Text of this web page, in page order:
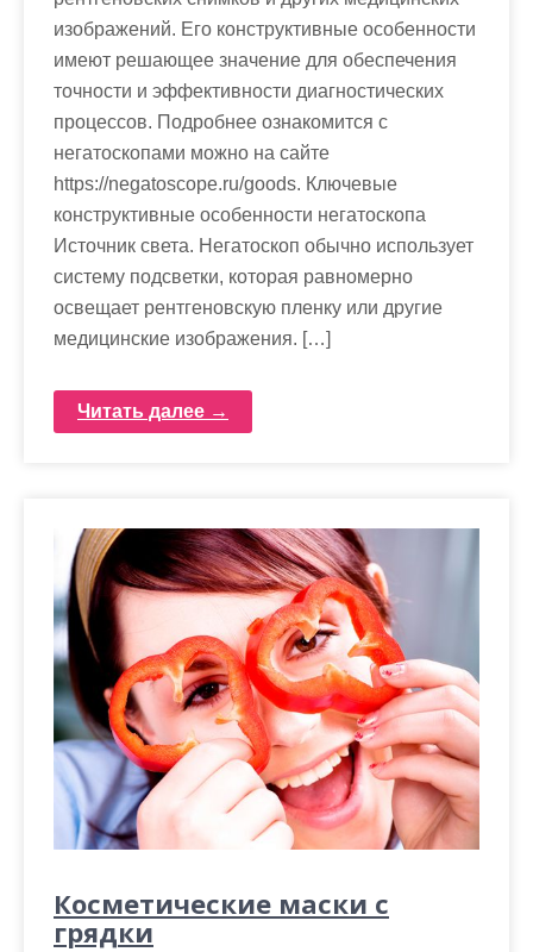
изображений. Его конструктивные особенности
имеют решающее значение для обеспечения
точности и эффективности диагностических
процессов. Подробнее ознакомится с
негатоскопами можно на сайте
https://negatoscope.ru/goods. Ключевые
конструктивные особенности негатоскопа
Источник света. Негатоскоп обычно использует
систему подсветки, которая равномерно
освещает рентгеновскую пленку или другие
медицинские изображения. […]
Читать далее →
Косметические маски с
грядки